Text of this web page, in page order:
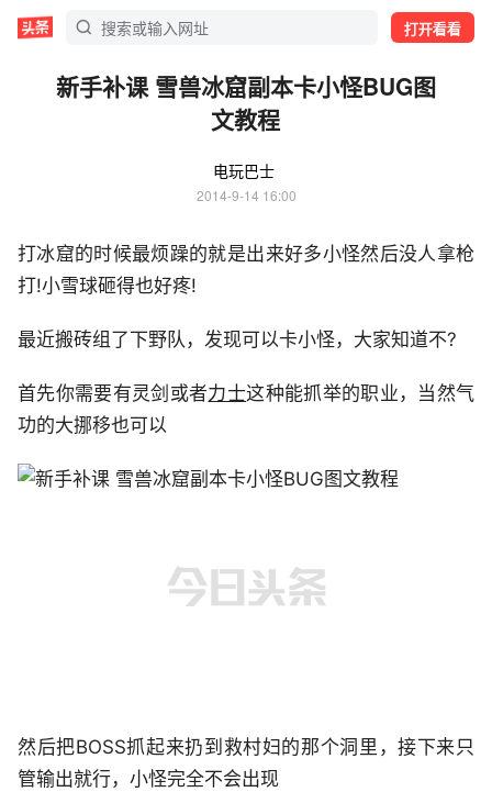
打开看看
新手补课 雪兽冰窟副本卡小怪BUG图
文教程
电玩巴士
2014-9-14 16:00
打冰窟的时候最烦躁的就是出来好多小怪然后没人拿枪
打!小雪球砸得也好疼!
最近搬砖组了下野队，发现可以卡小怪，大家知道不?
首先你需要有灵剑或者力士这种能抓举的职业，当然气
功的大挪移也可以
然后把BOSS抓起来扔到救村妇的那个洞里，接下来只
管输出就行，小怪完全不会出现